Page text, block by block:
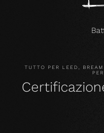
TUTTO PER LEED,